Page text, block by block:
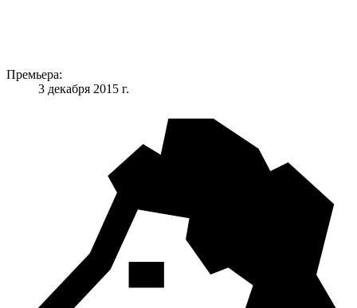
Премьера:
3 декабря 2015 г.